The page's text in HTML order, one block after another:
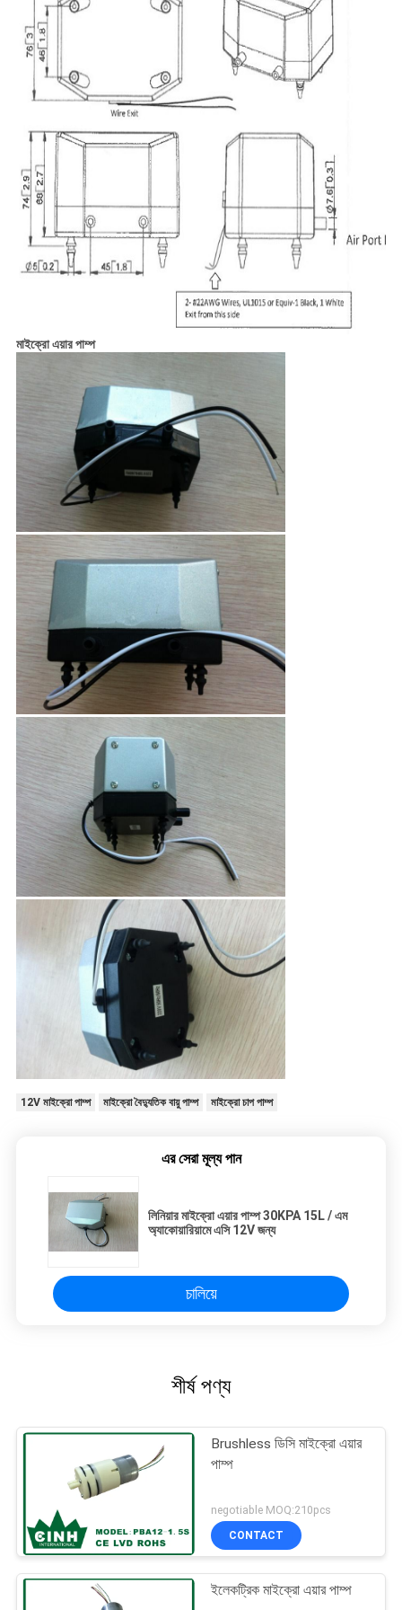
মাইক্রো এয়ার পাম্প
12V মাইক্রো পাম্প মাইক্রো বৈদ্যুতিক বায়ু পাম্প মাইক্রো চাপ পাম্প
এর সেরা মূল্য পান
লিনিয়ার মাইক্রো এয়ার পাম্প 30KPA 15L / এম
অ্যাকোয়ারিয়ামে এসি 12V জন্য
চালিয়ে
শীর্ষ পণ্য
Brushless ডিসি মাইক্রো এয়ার
পাম্প
negotiable MOQ:210pcs
CONTACT
ইলেকট্রিক মাইক্রো এয়ার পাম্প